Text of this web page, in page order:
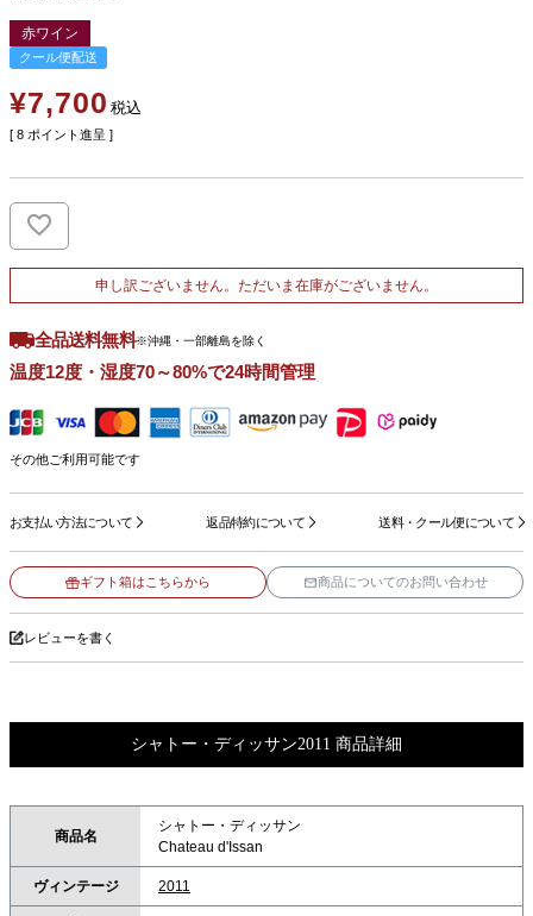
赤ワイン
クール便配送
¥7,700 税込
[ 8 ポイント進呈 ]
申し訳ございません。ただいま在庫がございません。
全品送料無料※沖縄・一部離島を除く
温度12度・湿度70～80%で24時間管理
その他ご利用可能です
お支払い方法について 返品特約について 送料・クール便について
ギフト箱はこちらから 商品についてのお問い合わせ
レビューを書く
シャトー・ディッサン2011 商品詳細
商品名
シャトー・ディッサン
Chateau d'Issan
ヴィンテージ 2011